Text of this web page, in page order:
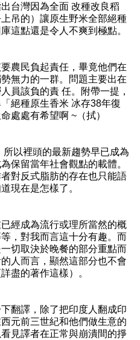
台灣因為全面 改種改良稻
吊的）讓原生野米全部絕種
這點還是令人不爽到極點。
農民負起責任，畢竟他們在
無力的一群。問題主要出在
員該負的責 任。附帶一提，
絕種原生香米 冰存38年復
處處有希望啊 ~（拭）
以裡頭的最新趨勢早已成為
保留當年社會觀點的載體。
對反式脂肪的存在也只能語
現在是怎樣了。
經成為流行或理所當然的概
，對我而言這十分有趣。而
切取決於晚餐的部分重點而
人而言，顯然這部分也不會
盡的著作這樣）。
翻譯，除了把印度人翻成印
元前三世紀和他們做生意的
見譯者在正常與崩潰間的掙